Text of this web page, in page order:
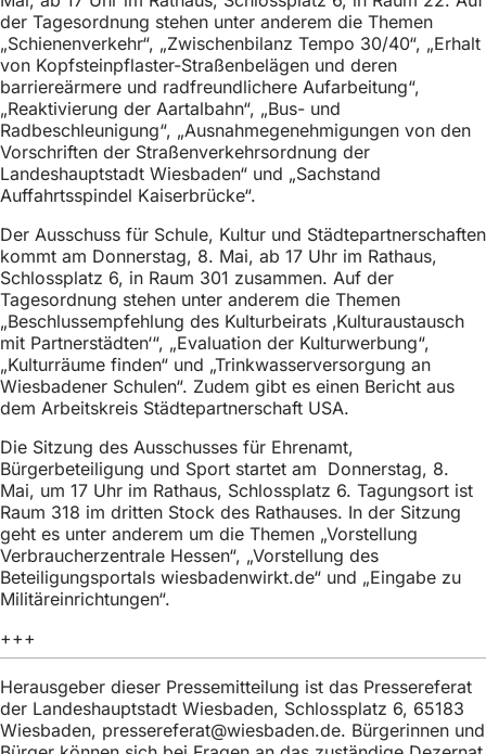
der Tagesordnung stehen unter anderem die Themen
„Schienenverkehr“, „Zwischenbilanz Tempo 30/40“, „Erhalt
von Kopfsteinpflaster-Straßenbelägen und deren
barriereärmere und radfreundlichere Aufarbeitung“,
„Reaktivierung der Aartalbahn“, „Bus- und
Radbeschleunigung“, „Ausnahmegenehmigungen von den
Vorschriften der Straßenverkehrsordnung der
Landeshauptstadt Wiesbaden“ und „Sachstand
Auffahrtsspindel Kaiserbrücke“.
Der Ausschuss für Schule, Kultur und Städtepartnerschaften
kommt am Donnerstag, 8. Mai, ab 17 Uhr im Rathaus,
Schlossplatz 6, in Raum 301 zusammen. Auf der
Tagesordnung stehen unter anderem die Themen
„Beschlussempfehlung des Kulturbeirats ‚Kulturaustausch
mit Partnerstädten‘“, „Evaluation der Kulturwerbung“,
„Kulturräume finden“ und „Trinkwasserversorgung an
Wiesbadener Schulen“. Zudem gibt es einen Bericht aus
dem Arbeitskreis Städtepartnerschaft USA.
Die Sitzung des Ausschusses für Ehrenamt,
Bürgerbeteiligung und Sport startet am Donnerstag, 8.
Mai, um 17 Uhr im Rathaus, Schlossplatz 6. Tagungsort ist
Raum 318 im dritten Stock des Rathauses. In der Sitzung
geht es unter anderem um die Themen „Vorstellung
Verbraucherzentrale Hessen“, „Vorstellung des
Beteiligungsportals wiesbadenwirkt.de“ und „Eingabe zu
Militäreinrichtungen“.
+++
Herausgeber dieser Pressemitteilung ist das Pressereferat
der Landeshauptstadt Wiesbaden, Schlossplatz 6, 65183
Wiesbaden, pressereferat wiesbaden de. Bürgerinnen und